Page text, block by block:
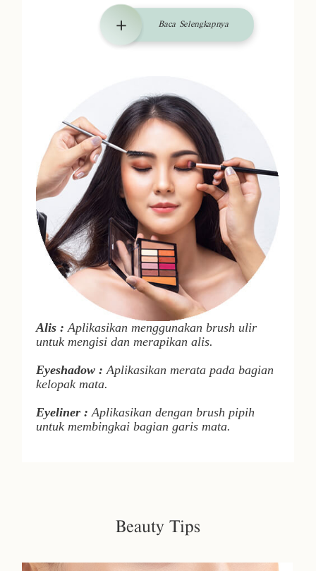
Baca Selengkapnya
Alis : Aplikasikan menggunakan brush ulir
untuk mengisi dan merapikan alis.
Eyeshadow: Aplikasikan merata pada bagian
kelopak mata.
Eyeliner: Aplikasikan dengan brush pipih
untuk membingkai bagian garis mata.
Beauty Tips